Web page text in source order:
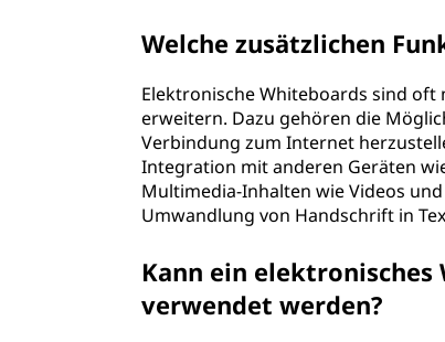
Welche zusätzlichen
Elektronische Whiteboards sind
erweitern. Dazu gehören die
Verbindung zum Internet
Integration mit anderen Geräten
Multimedia-Inhalten wie Videos
Umwandlung von Handschrift in
Kann ein
verwendet werden?